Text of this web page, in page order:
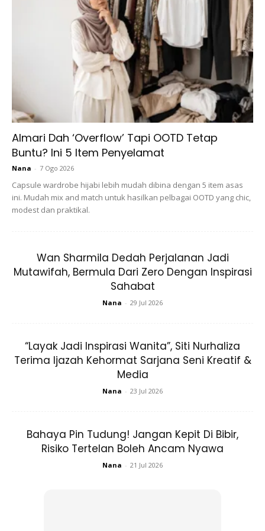
besi naik untuk naikkan harga kediaman. Duit hantaran pun
sama, naik sebab “harga barang semua naik Mah Oi!” Kata
Musalmah anak kerja kilang Panasonic.
6. Kenapa mesti bila nak buat kenduri kahwin guna duit
hantaran lelaki. Kita yang nak buat kenduri, pakai duit bakal
menantu kita.
Ads
Almari Dah ‘Overflow’ Tapi OOTD Tetap
Buntu? Ini 5 Item Penyelamat
Nana - 7 Ogo 2026
Capsule wardrobe hijabi lebih mudah dibina dengan 5 item asas
ini. Mudah mix and match untuk hasilkan pelbagai OOTD yang chic,
modest dan praktikal.
Wan Sharmila Dedah Perjalanan Jadi
Mutawifah, Bermula Dari Zero Dengan Inspirasi
Sahabat
Nana - 29 Jul 2026
“Layak Jadi Inspirasi Wanita”, Siti Nurhaliza
Terima Ijazah Kehormat Sarjana Seni Kreatif &
Media
Nana - 23 Jul 2026
Bahaya Pin Tudung! Jangan Kepit Di Bibir,
Risiko Tertelan Boleh Ancam Nyawa
Nana - 21 Jul 2026